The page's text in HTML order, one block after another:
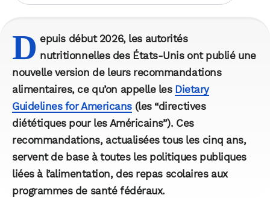
D epuis début 2026, les autorités
nutritionnelles des États-Unis ont publié une
nouvelle version de leurs recommandations
alimentaires, ce qu’on appelle les Dietary
Guidelines for Americans(les “directives
diététiques pour les Américains”). Ces
recommandations, actualisées tous les cinq ans,
servent de base à toutes les politiques publiques
liées à l’alimentation, des repas scolaires aux
programmes de santé fédéraux.